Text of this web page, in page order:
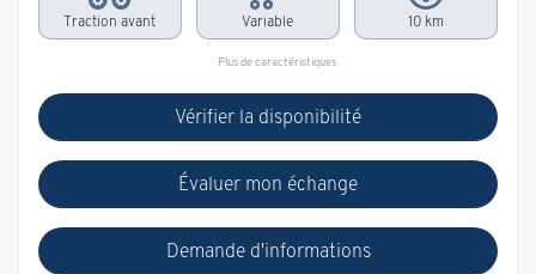
Traction avant Variable 10 km
Plus de caractéristiques
Vérifier la disponibilité
Évaluer mon échange
Demande d'informations